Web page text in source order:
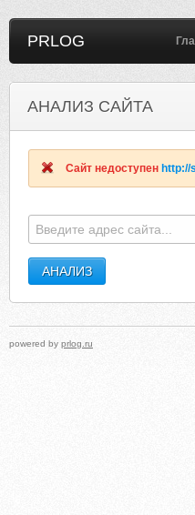
PRLOG
АНАЛИЗ САЙТА
Сайт недоступен http://
powered by prlog.ru